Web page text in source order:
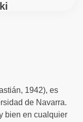
1942), es
de Navarra.
bien en cualquier